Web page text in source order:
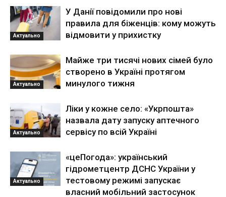
Актуально
У Данії повідомили про нові
правила для біженців: кому можуть
відмовити у прихистку
Актуально
Майже три тисячі нових сімей було
створено в Україні протягом
минулого тижня
Актуально
Ліки у кожне село: «Укрпошта»
назвала дату запуску аптечного
сервісу по всій Україні
Актуально
«цеПогода»: український
гідрометцентр ДСНС України у
тестовому режимі запускає
власний мобільний застосунок